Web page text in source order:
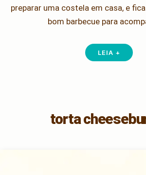
preparar uma costela em casa, e
bom barbecue para
LEIA +
torta